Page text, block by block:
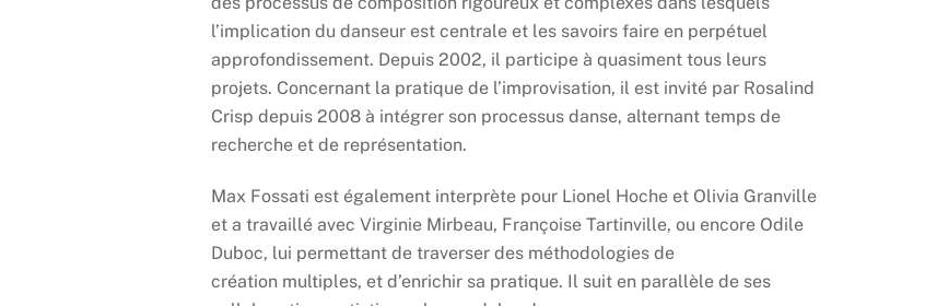
l’implication du danseur est centrale et les savoirs faire en perpétuel
approfondissement. Depuis 2002, il participe à quasiment tous leurs
projets. Concernant la pratique de l’improvisation, il est invité par Rosalind
Crisp depuis 2008 à intégrer son processus danse, alternant temps de
recherche et de représentation.
Max Fossati est également interprète pour Lionel Hoche et Olivia Granville
et a travaillé avec Virginie Mirbeau, Françoise Tartinville, ou encore Odile
Duboc, lui permettant de traverser des méthodologies de
création multiples, et d’enrichir sa pratique. Il suit en parallèle de ses